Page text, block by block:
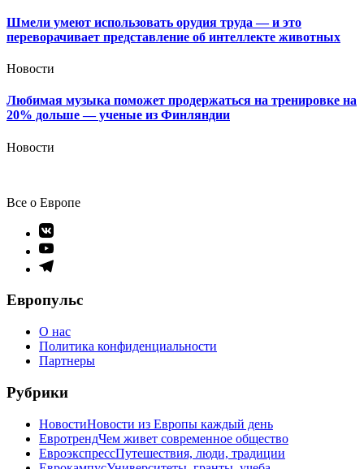
Шмели умеют использовать орудия труда — и это
переворачивает представление об интеллекте животных
Новости
Любимая музыка поможет продержаться на тренировке на
20% дольше — ученые из Финляндии
Новости
Все о Европе
Элемент
меню
Элемент
меню
Элемент
Европульс
О нас
Политика конфиденциальности
Партнеры
Рубрики
НовостиНовости из Европы каждый день
ЕвротрендЧем живет современное общество
ЕвроэкспрессПутешествия, люди, традиции